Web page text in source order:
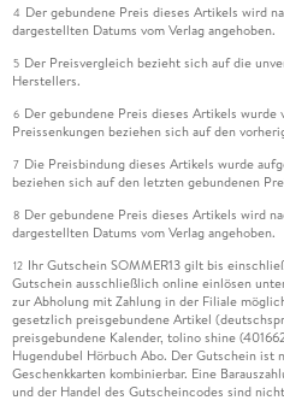
4 Der gebundene Preis dieses Artikels wird
dargestellten Datums vom Verlag angehoben.
5 Der Preisvergleich bezieht sich auf die
Herstellers.
6 Der gebundene Preis dieses Artikels wurde
Preissenkungen beziehen sich auf den
7 Die Preisbindung dieses Artikels wurde
beziehen sich auf den letzten gebundenen
8 Der gebundene Preis dieses Artikels wird
dargestellten Datums vom Verlag angehoben.
12 Ihr Gutschein SOMMER13 gilt bis
Gutschein ausschließlich online einlösen
zur Abholung mit Zahlung in der Filiale
gesetzlich preisgebundene Artikel
preisgebundene Kalender, tolino shine
Hugendubel Hörbuch Abo. Der Gutschein ist
Geschenkkarten kombinierbar. Eine
und der Handel des Gutscheincodes sind